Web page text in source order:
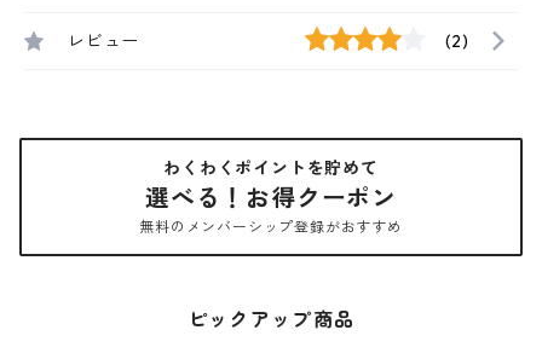
レビュー (2)
わくわくポイントを貯めて
選べる！お得クーポン
無料のメンバーシップ登録がおすすめ
ピックアップ商品